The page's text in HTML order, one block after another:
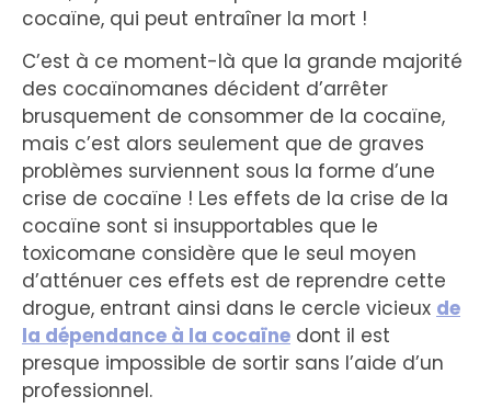
cocaïne, qui peut entraîner la mort !
C’est à ce moment-là que la grande majorité
des cocaïnomanes décident d’arrêter
brusquement de consommer de la cocaïne,
mais c’est alors seulement que de graves
problèmes surviennent sous la forme d’une
crise de cocaïne ! Les effets de la crise de la
cocaïne sont si insupportables que le
toxicomane considère que le seul moyen
d’atténuer ces effets est de reprendre cette
drogue, entrant ainsi dans le cercle vicieux de
la dépendance à la cocaïne dont il est
presque impossible de sortir sans l’aide d’un
professionnel.